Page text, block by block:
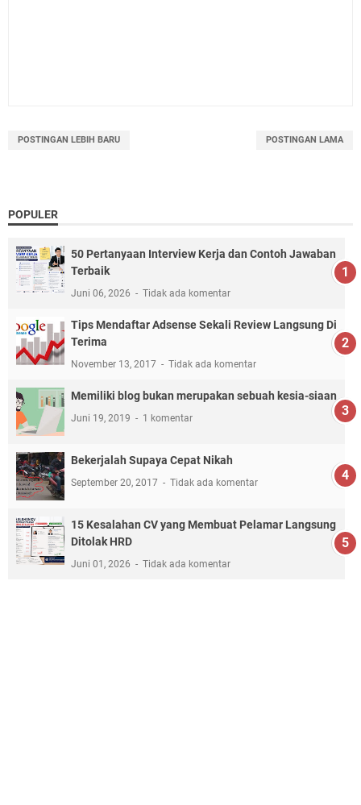
POSTINGAN LEBIH BARU POSTINGAN LAMA
POPULER
50 Pertanyaan Interview Kerja dan Contoh Jawaban
Terbaik
Juni 06, 2026 Tidak ada komentar
Tips Mendaftar Adsense Sekali Review Langsung Di
Terima
November 13, 2017 Tidak ada komentar
Memiliki blog bukan merupakan sebuah kesia-siaan
Juni 19, 2019 1 komentar
Bekerjalah Supaya Cepat Nikah
September 20, 2017 Tidak ada komentar
15 Kesalahan CV yang Membuat Pelamar Langsung
Ditolak HRD
Juni 01, 2026 Tidak ada komentar